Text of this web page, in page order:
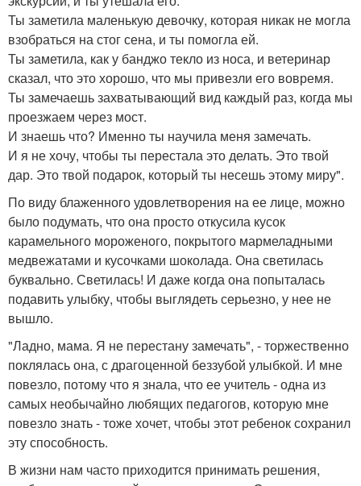
Ты заметила маленькую девочку, которая никак не могла
взобраться на стог сена, и ты помогла ей.
Ты заметила, как у банджо текло из носа, и ветеринар
сказал, что это хорошо, что мы привезли его вовремя.
Ты замечаешь захватывающий вид каждый раз, когда мы
проезжаем через мост.
И знаешь что? Именно ты научила меня замечать.
И я не хочу, чтобы ты перестала это делать. Это твой
дар. Это твой подарок, который ты несешь этому миру".
По виду блаженного удовлетворения на ее лице, можно
было подумать, что она просто откусила кусок
карамельного мороженого, покрытого мармеладными
медвежатами и кусочками шоколада. Она светилась
буквально. Светилась! И даже когда она попыталась
подавить улыбку, чтобы выглядеть серьезно, у нее не
вышло.
"Ладно, мама. Я не перестану замечать", - торжественно
поклялась она, с драгоценной беззубой улыбкой. И мне
повезло, потому что я знала, что ее учитель - одна из
самых необычайно любящих педагогов, которую мне
повезло знать - тоже хочет, чтобы этот ребенок сохранил
эту способность.
В жизни нам часто приходится принимать решения,